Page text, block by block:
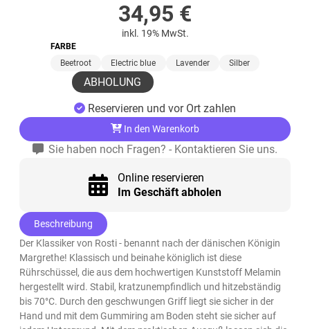
34,95 €
inkl. 19% MwSt.
FARBE
Beetroot
Electric blue Lavender Silber
ABHOLUNG
Reservieren und vor Ort zahlen
In den Warenkorb
Sie haben noch Fragen? - Kontaktieren Sie uns.
Online reservieren
Im Geschäft abholen
Beschreibung
Der Klassiker von Rosti - benannt nach der dänischen Königin
Margrethe! Klassisch und beinahe königlich ist diese
Rührschüssel, die aus dem hochwertigen Kunststoff Melamin
hergestellt wird. Stabil, kratzunempfindlich und hitzebständig
bis 70°C. Durch den geschwungen Griff liegt sie sicher in der
Hand und mit dem Gummiring am Boden steht sie sicher auf